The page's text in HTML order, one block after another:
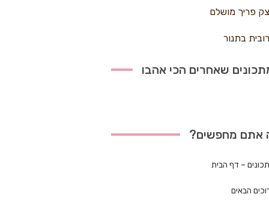
פריך מושלם
בתנור
שאחרים הכי אהבו
אתם מחפשים?
– דף הבית
הבאים